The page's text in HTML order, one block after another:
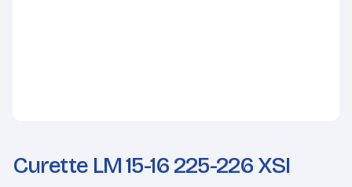
Curette LM 15-16 225-226 XSI